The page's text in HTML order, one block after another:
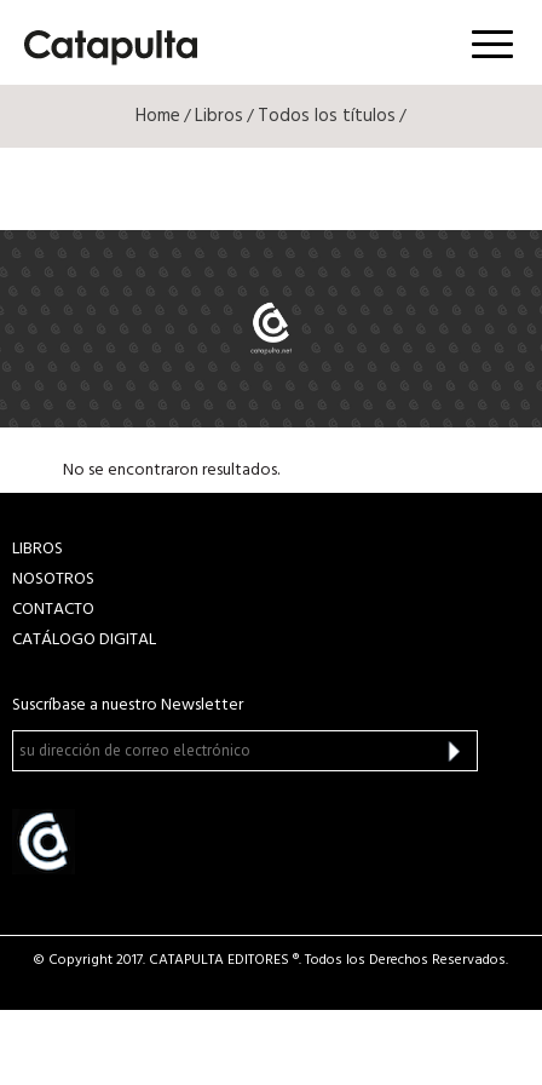
Menú
Home/Libros/Todos los títulos/
No se encontraron resultados.
LIBROS
NOSOTROS
CONTACTO
CATÁLOGO DIGITAL
Suscríbase a nuestro Newsletter
© Copyright 2017. CATAPULTA EDITORES ®. Todos los Derechos Reservados.